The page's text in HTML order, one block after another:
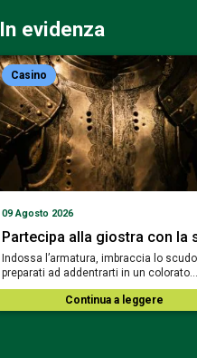
In evidenza
Casino
09 Agosto 2026
Partecipa alla giostra con la
Indossa l’armatura, imbraccia lo
preparati ad addentrarti in un colorato…
Continua a leggere